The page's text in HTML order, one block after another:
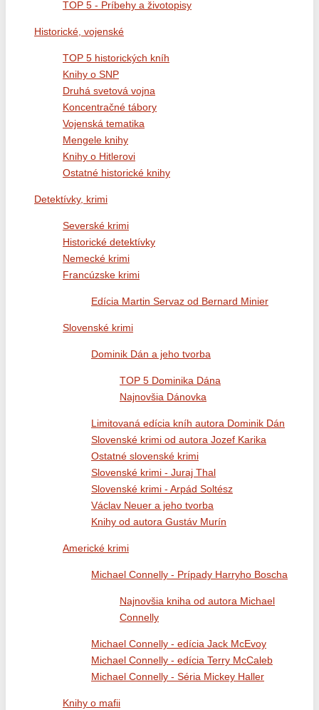
TOP 5 - Príbehy a životopisy
Historické, vojenské
TOP 5 historických kníh
Knihy o SNP
Druhá svetová vojna
Koncentračné tábory
Vojenská tematika
Mengele knihy
Knihy o Hitlerovi
Ostatné historické knihy
Detektívky, krimi
Severské krimi
Historické detektívky
Nemecké krimi
Francúzske krimi
Edícia Martin Servaz od Bernard Minier
Slovenské krimi
Dominik Dán a jeho tvorba
TOP 5 Dominika Dána
Najnovšia Dánovka
Limitovaná edícia kníh autora Dominik Dán
Slovenské krimi od autora Jozef Karika
Ostatné slovenské krimi
Slovenské krimi - Juraj Thal
Slovenské krimi - Arpád Soltész
Václav Neuer a jeho tvorba
Knihy od autora Gustáv Murín
Americké krimi
Michael Connelly - Prípady Harryho Boscha
Najnovšia kniha od autora Michael
Connelly
Michael Connelly - edícia Jack McEvoy
Michael Connelly - edícia Terry McCaleb
Michael Connelly - Séria Mickey Haller
Knihy o mafii